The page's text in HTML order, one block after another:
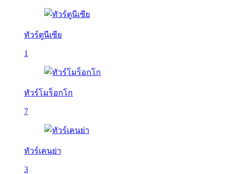
ทัวร์ตูนีเซีย
1
ทัวร์โมร็อกโก
7
ทัวร์เคนย่า
3